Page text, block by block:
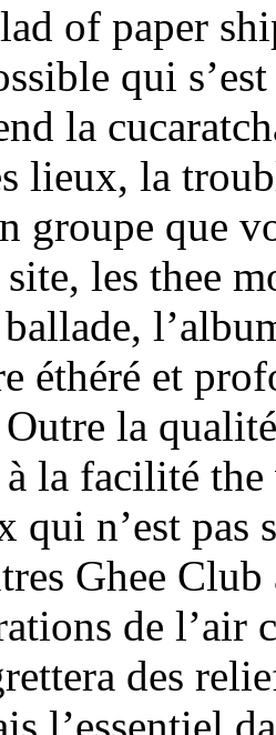
of paper
qui
la
lieux, la
groupe que
les thee
éthéré et
la
la facilité the
qui n’est pas
Ghee
de l’air
des
l’essentiel